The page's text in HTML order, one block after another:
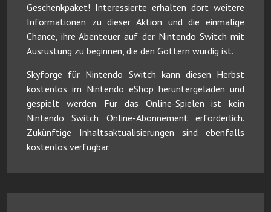
Geschenkpaket! Interessierte erhalten dort weitere
Informationen zu dieser Aktion und die einmalige
Chance, ihre Abenteuer auf der Nintendo Switch mit
Ausrüstung zu beginnen, die den Göttern würdig ist.
Skyforge für Nintendo Switch kann diesen Herbst
kostenlos im Nintendo eShop heruntergeladen und
gespielt werden. Für das Online-Spielen ist kein
Nintendo Switch Online-Abonnement erforderlich.
Zukünftige Inhaltsaktualisierungen sind ebenfalls
kostenlos verfügbar.